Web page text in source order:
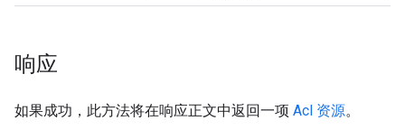
响应
如果成功，此方法将在响应正文中返回一项 Acl 资源。